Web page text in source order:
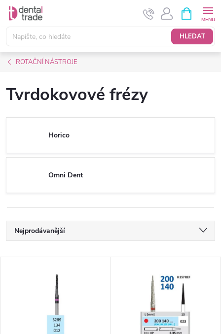
Přejít
obsah
HLEDAT
NÁKUPNÍ
KOŠÍK
ROTAČNÍ NÁSTROJE
Tvrdokovové frézy
Horico
Omni Dent
Ř
a
Nejprodávanější